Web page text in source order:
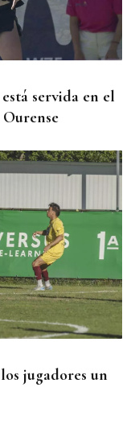
servida en el
jugadores un